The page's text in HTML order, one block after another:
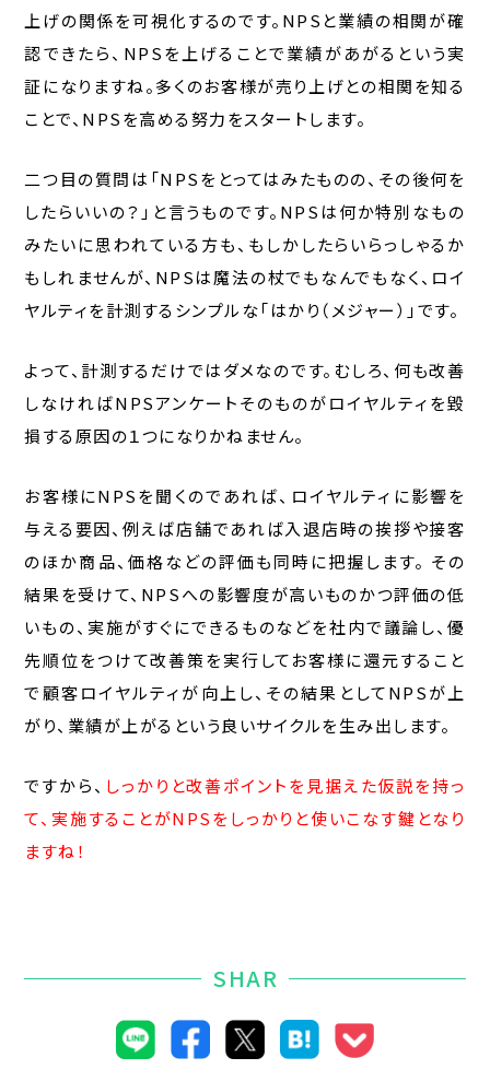
上げの関係を可視化するのです。NPSと業績の相関が確
認できたら、NPSを上げることで業績があがるという実
証になりますね。多くのお客様が売り上げとの相関を知る
ことで、NPSを高める努力をスタートします。
二つ目の質問は「NPSをとってはみたものの、その後何を
したらいいの？」と言うものです。NPSは何か特別なもの
みたいに思われている方も、もしかしたらいらっしゃるか
もしれませんが、NPSは魔法の杖でもなんでもなく、ロイ
ヤルティを計測するシンプルな「はかり（メジャー）」です。
よって、計測するだけではダメなのです。むしろ、何も改善
しなければNPSアンケートそのものがロイヤルティを毀
損する原因の１つになりかねません。
お客様にNPSを聞くのであれば、ロイヤルティに影響を
与える要因、例えば店舗であれば入退店時の挨拶や接客
のほか商品、価格などの評価も同時に把握します。 その
結果を受けて、NPSへの影響度が高いものかつ評価の低
いもの、実施がすぐにできるものなどを社内で議論し、優
先順位をつけて改善策を実行してお客様に還元すること
で顧客ロイヤルティが向上し、その結果としてNPSが上
がり、業績が上がるという良いサイクルを生み出します。
ですから、 しっかりと改善ポイントを見据えた仮説を持っ
て、実施することがNPSをしっかりと使いこなす鍵となり
ますね！
SHAR